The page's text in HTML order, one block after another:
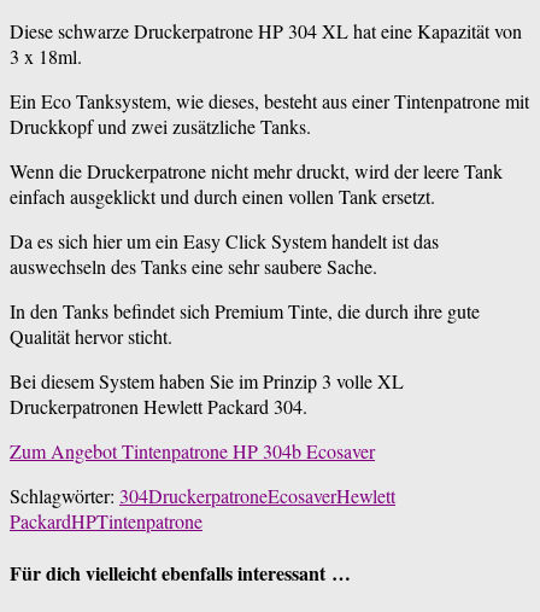
Diese schwarze Druckerpatrone HP 304 XL hat eine Kapazität von
3 x 18ml.
Ein Eco Tanksystem, wie dieses, besteht aus einer Tintenpatrone mit
Druckkopf und zwei zusätzliche Tanks.
Wenn die Druckerpatrone nicht mehr druckt, wird der leere Tank
einfach ausgeklickt und durch einen vollen Tank ersetzt.
Da es sich hier um ein Easy Click System handelt ist das
auswechseln des Tanks eine sehr saubere Sache.
In den Tanks befindet sich Premium Tinte, die durch ihre gute
Qualität hervor sticht.
Bei diesem System haben Sie im Prinzip 3 volle XL
Druckerpatronen Hewlett Packard 304.
Zum Angebot Tintenpatrone HP 304b Ecosaver
Schlagwörter: 304DruckerpatroneEcosaverHewlett
PackardHPTintenpatrone
Für dich vielleicht ebenfalls interessant …